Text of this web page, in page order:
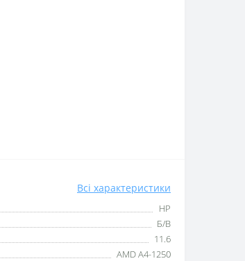
Всі характеристики
HP
Б/В
11.6
AMD A4-1250